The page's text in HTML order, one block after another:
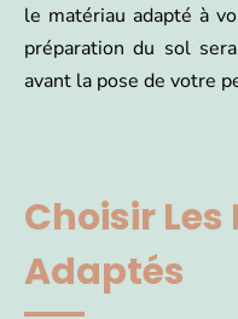
le matériau adapté à
préparation du sol
avant la pose de votre
Choisir
Adaptés